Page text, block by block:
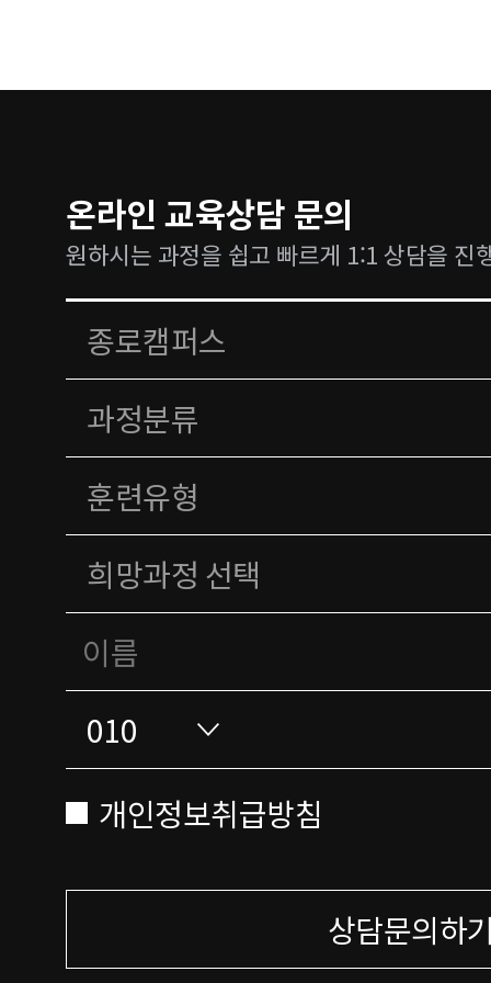
온라인 교육상담 문의
원하시는 과정을 쉽고 빠르게 1:1 상담을 진
개인정보취급방침
상담문의하